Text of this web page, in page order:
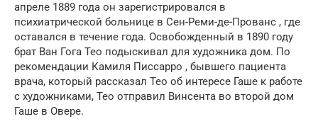
апреле 1889 года он зарегистрировался в
психиатрической больнице в Сен-Реми-де-Прованс , где
оставался в течение года. Освобожденный в 1890 году
брат Ван Гога Тео подыскивал для художника дом. По
рекомендации Камиля Писсарро , бывшего пациента
врача, который рассказал Тео об интересе Гаше к работе
с художниками, Тео отправил Винсента во второй дом
Гаше в Овере.